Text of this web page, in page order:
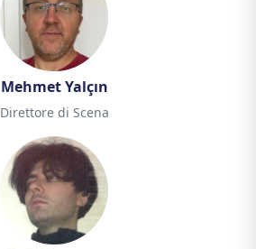
Mehmet Yalçın
Direttore di Scena